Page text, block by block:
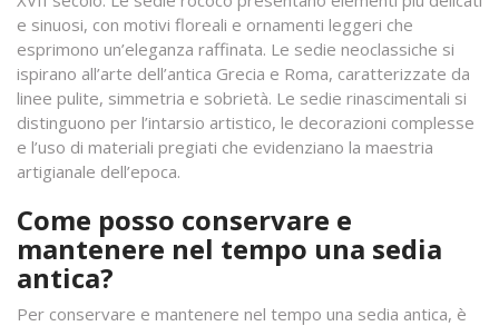
e sinuosi, con motivi floreali e ornamenti leggeri che
esprimono un’eleganza raffinata. Le sedie neoclassiche si
ispirano all’arte dell’antica Grecia e Roma, caratterizzate da
linee pulite, simmetria e sobrietà. Le sedie rinascimentali si
distinguono per l’intarsio artistico, le decorazioni complesse
e l’uso di materiali pregiati che evidenziano la maestria
artigianale dell’epoca.
Come posso conservare e
mantenere nel tempo una sedia
antica?
Per conservare e mantenere nel tempo una sedia antica, è